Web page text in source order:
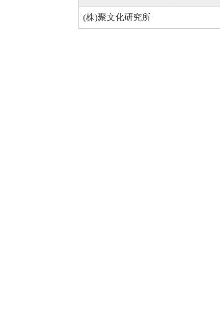
(株)聚文化研究所